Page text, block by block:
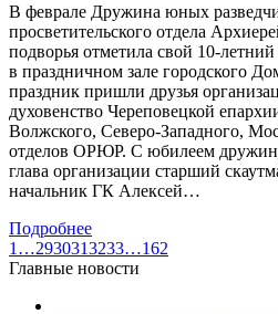
В феврале Дружина юных
просветительского отдела
подворья отметила свой 10-
в праздничном зале городского
праздник пришли друзья
духовенство Череповецкой
Волжского, Северо-Западного,
отделов ОРЮР. С юбилеем
глава организации старший
начальник ГК Алексей…
Подробнее
1 …2930313233…162
Главные новости